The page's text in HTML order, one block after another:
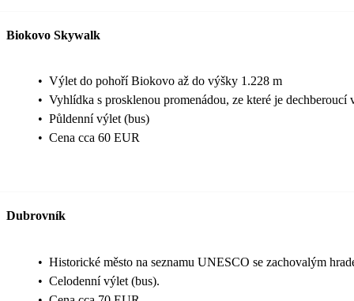
Biokovo Skywalk
• Výlet do pohoří Biokovo až do výšky 1.228 m
• Vyhlídka s prosklenou promenádou, ze které je
• Půldenní výlet (bus)
• Cena cca 60 EUR
Dubrovník
• Historické město na seznamu UNESCO se zachovalým
• Celodenní výlet (bus).